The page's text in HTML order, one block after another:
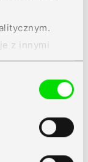
z innymi
jak